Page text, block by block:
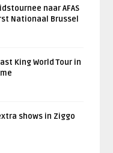
naar AFAS
Nationaal Brussel
King World Tour in
shows in Ziggo